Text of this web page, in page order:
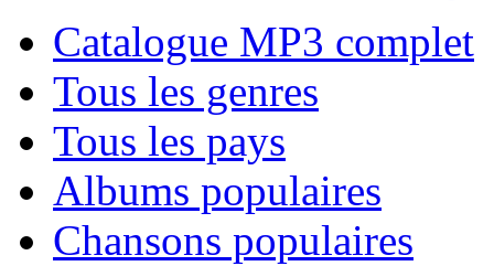
Catalogue MP3 complet
Tous les genres
Tous les pays
Albums populaires
Chansons populaires